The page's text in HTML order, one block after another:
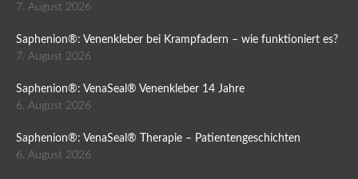
7. August 2026
Saphenion®: Venenkleber bei Krampfadern – wie funktioniert es?
7. August 2026
Saphenion®: VenaSeal® Venenkleber 14 Jahre
6. August 2026
Saphenion®: VenaSeal® Therapie – Patientengeschichten
6. August 2026